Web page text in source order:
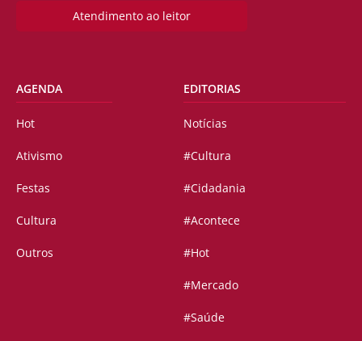
Atendimento ao leitor
AGENDA
Hot
Ativismo
Festas
Cultura
Outros
EDITORIAS
Notícias
#Cultura
#Cidadania
#Acontece
#Hot
#Mercado
#Saúde